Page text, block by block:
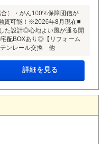
）・がん100%保障団信が
資可能！※2026年8月現在■
た設計◎心地よい風が通る開
配BOXあり◎【リフォーム
テンレール交換 他
詳細を見る